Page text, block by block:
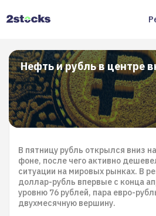
Нефть и рубль в центре
В пятницу рубль открылся вниз
фоне, после чего активно
ситуации на мировых рынках. В
доллар-рубль впервые с конца
уровню 76 рублей, пара евро-
двухмесячную вершину.